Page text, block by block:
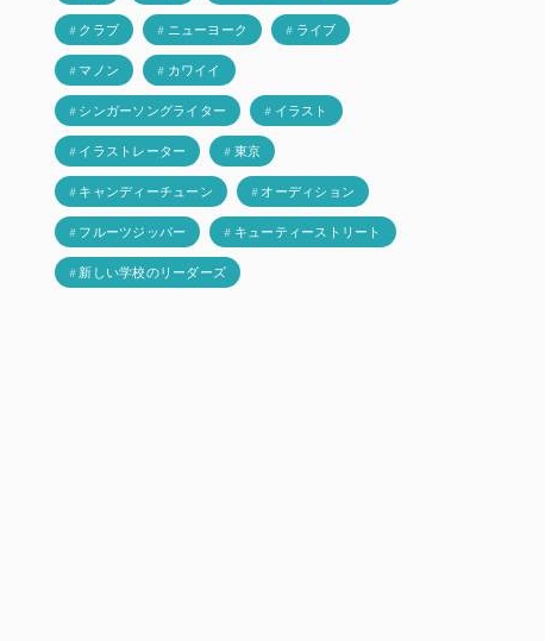
# クラブ # ニューヨーク # ライブ
# マノン # カワイイ
# シンガーソングライター # イラスト
# イラストレーター # 東京
# キャンディーチューン # オーディション
# フルーツジッパー # キューティーストリート
# 新しい学校のリーダーズ